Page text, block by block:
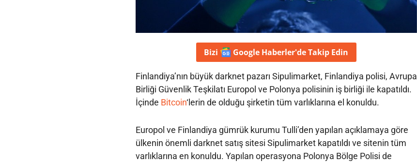
Bizi Google Haberler'deTakip Edin
Finlandiya’nın büyük darknet pazarı Sipulimarket, Finlandiya polisi, Avrupa
Birliği Güvenlik Teşkilatı Europol ve Polonya polisinin iş birliği ile kapatıldı.
İçinde Bitcoin‘lerin de olduğu şirketin tüm varlıklarına el konuldu.
Europol ve Finlandiya gümrük kurumu Tulli’den yapılan açıklamaya göre
ülkenin önemli darknet satış sitesi Sipulimarket kapatıldı ve sitenin tüm
varlıklarına en konuldu. Yapılan operasyona Polonya Bölge Polisi de